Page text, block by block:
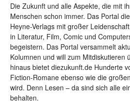
Die Zukunft und alle Aspekte, die mit
Menschen schon immer. Das Portal
Heyne-Verlags mit großer
in Literatur, Film, Comic und
begeistern. Das Portal versammelt
Kolumnen und will zum
hinaus bietet diezukunft.de Hunderte
Fiction-Romane ebenso wie die
wird. Denn Lesen – da sind sich alle
behalten.